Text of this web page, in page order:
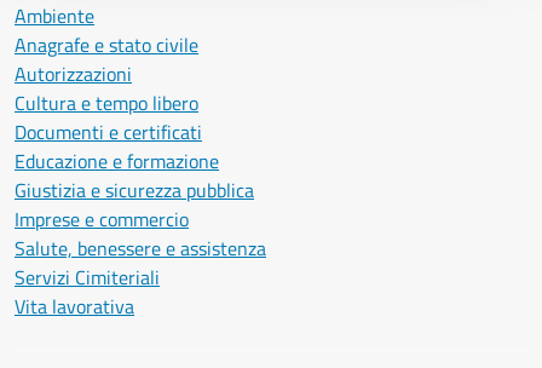
Ambiente
Anagrafe e stato civile
Autorizzazioni
Cultura e tempo libero
Documenti e certificati
Educazione e formazione
Giustizia e sicurezza pubblica
Imprese e commercio
Salute, benessere e assistenza
Servizi Cimiteriali
Vita lavorativa